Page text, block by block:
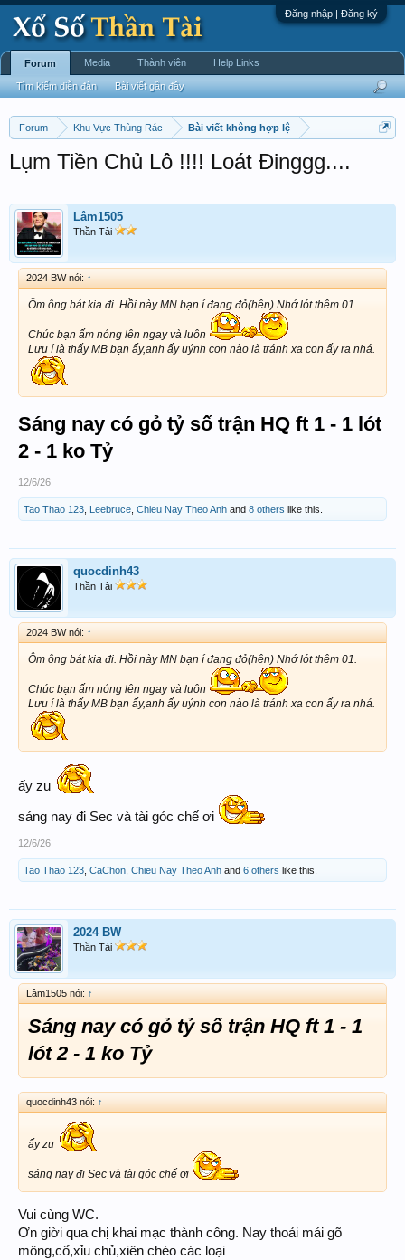
Đăng nhập | Đăng ký
Forum Khu Vực Thùng Rác Bài viết không hợp lệ
Lụm Tiền Chủ Lô !!!! Loát Đinggg....
Lâm1505
Thần Tài
2024 BW nói: ↑
Ôm ông bát kia đi. Hồi này MN bạn í đang đỏ(hên) Nhớ lót thêm 01.
Chúc bạn ấm nóng lên ngay và luôn
Lưu í là thấy MB bạn ấy,anh ấy uýnh con nào là tránh xa con ấy ra nhá.
Sáng nay có gỏ tỷ số trận HQ ft 1 - 1 lót
2 - 1 ko Tỷ
12/6/26
Tao Thao 123 Leebruce Chieu Nay Theo Anh and 8 others like this.
quocdinh43
Thần Tài
2024 BW nói: ↑
Ôm ông bát kia đi. Hồi này MN bạn í đang đỏ(hên) Nhớ lót thêm 01.
Chúc bạn ấm nóng lên ngay và luôn
Lưu í là thấy MB bạn ấy,anh ấy uýnh con nào là tránh xa con ấy ra nhá.
ấy zu
sáng nay đi Sec và tài góc chế ơi
12/6/26
Tao Thao 123 CaChon Chieu Nay Theo Anh and 6 others like this.
2024 BW
Thần Tài
Lâm1505 nói: ↑
Sáng nay có gỏ tỷ số trận HQ ft 1 - 1
lót 2 - 1 ko Tỷ
quocdinh43 nói: ↑
ấy zu
sáng nay đi Sec và tài góc chế ơi
Vui cùng WC.
Ơn giời qua chị khai mạc thành công. Nay thoải mái gõ
mông,cổ,xỉu chủ,xiên chéo các loại
Forum
Tìm kiếm diễn đàn Bài viết gần đây
Media Thành viên Help Links